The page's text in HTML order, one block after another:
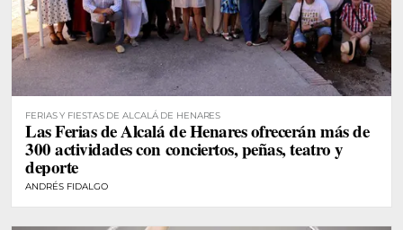
FERIAS Y FIESTAS DE ALCALÁ DE HENARES
Las Ferias de Alcalá de Henares ofrecerán más de
300 actividades con conciertos, peñas, teatro y
deporte
ANDRÉS FIDALGO